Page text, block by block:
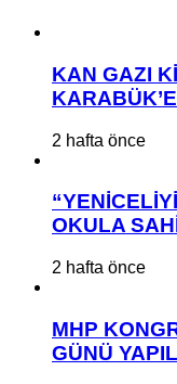
KAN GAZI
2 hafta önce
OKULA
2 hafta önce
MHP
GÜNÜ